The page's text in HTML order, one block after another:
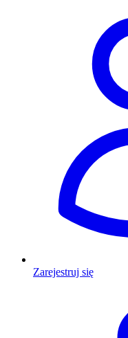
Zarejestruj się